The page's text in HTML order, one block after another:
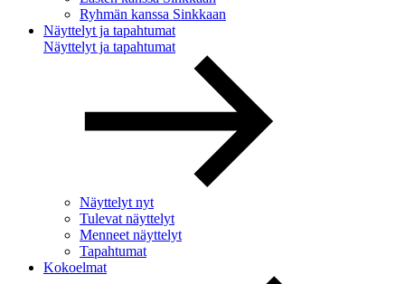
Ryhmän kanssa Sinkkaan
Näyttelyt ja tapahtumat
Näyttelyt ja tapahtumat
Näyttelyt nyt
Tulevat näyttelyt
Menneet näyttelyt
Tapahtumat
Kokoelmat